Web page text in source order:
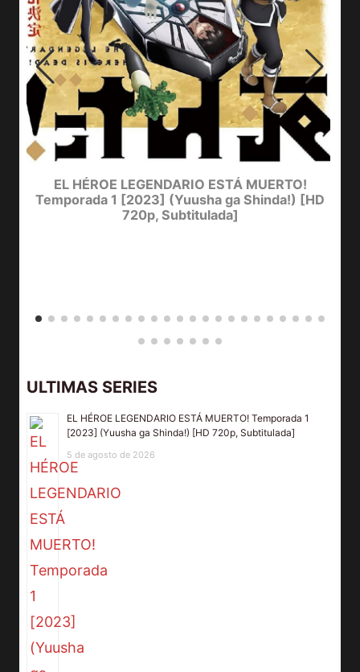
EL HÉROE LEGENDARIO ESTÁ MUERTO!
Temporada 1 [2023] (Yuusha ga Shinda!) [HD
720p, Subtitulada]
ULTIMAS SERIES
EL HÉROE LEGENDARIO ESTÁ MUERTO! Temporada 1
[2023] (Yuusha ga Shinda!) [HD 720p, Subtitulada]
5 de agosto de 2026